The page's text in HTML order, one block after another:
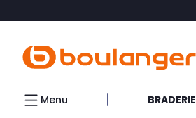
Menu BRADERIE